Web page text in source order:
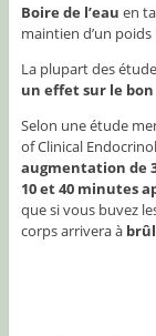
Boire de l’eau en
maintien d’un poids
La plupart des
un effet sur le
Selon une étude
of Clinical
augmentation de
10 et 40 minutes
que si vous buvez
corps arrivera à